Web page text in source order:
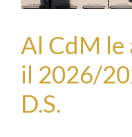
Al CdM le
il 2026/
D.S.